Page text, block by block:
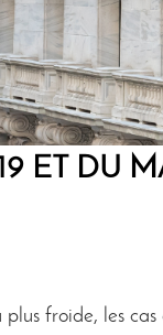
ET DU
froide, les